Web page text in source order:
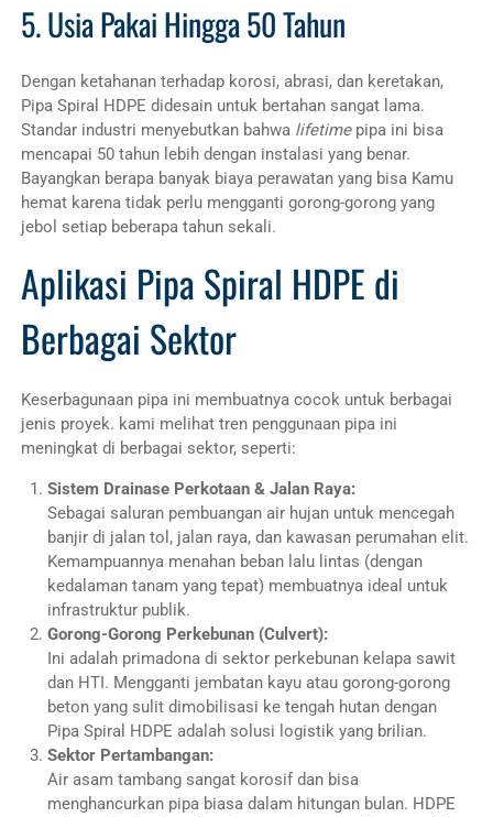
5. Usia Pakai Hingga 50 Tahun
Dengan ketahanan terhadap korosi, abrasi, dan keretakan,
Pipa Spiral HDPE didesain untuk bertahan sangat lama.
Standar industri menyebutkan bahwa lifetimepipa ini bisa
mencapai 50 tahun lebih dengan instalasi yang benar.
Bayangkan berapa banyak biaya perawatan yang bisa Kamu
hemat karena tidak perlu mengganti gorong-gorong yang
jebol setiap beberapa tahun sekali.
Aplikasi Pipa Spiral HDPE di
Berbagai Sektor
Keserbagunaan pipa ini membuatnya cocok untuk berbagai
jenis proyek. kami melihat tren penggunaan pipa ini
meningkat di berbagai sektor, seperti:
Sistem Drainase Perkotaan & Jalan Raya:
Sebagai saluran pembuangan air hujan untuk mencegah
banjir di jalan tol, jalan raya, dan kawasan perumahan elit.
Kemampuannya menahan beban lalu lintas (dengan
kedalaman tanam yang tepat) membuatnya ideal untuk
infrastruktur publik.
Gorong-Gorong Perkebunan (Culvert):
Ini adalah primadona di sektor perkebunan kelapa sawit
dan HTI. Mengganti jembatan kayu atau gorong-gorong
beton yang sulit dimobilisasi ke tengah hutan dengan
Pipa Spiral HDPE adalah solusi logistik yang brilian.
Sektor Pertambangan:
Air asam tambang sangat korosif dan bisa
menghancurkan pipa biasa dalam hitungan bulan. HDPE